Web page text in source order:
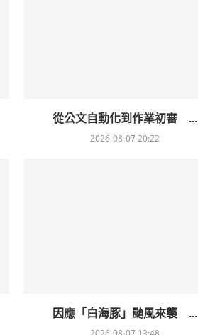
從公文自動化到作業初審 ...
2026-08-07 20:22
因應「白海豚」颱風來襲 ...